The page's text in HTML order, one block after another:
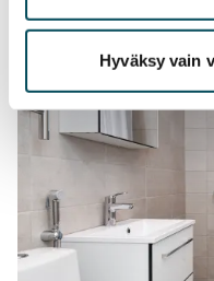
Hyväksy vain